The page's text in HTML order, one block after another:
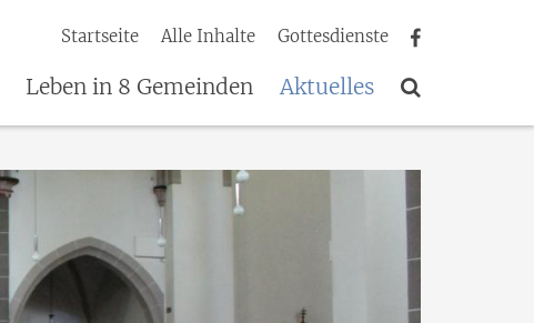
Startseite Alle Inhalte Gottesdienste
Leben in 8 Gemeinden Aktuelles